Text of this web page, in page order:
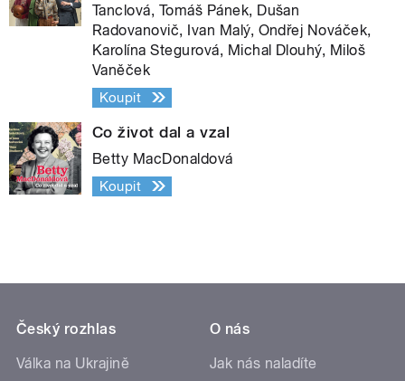
Tanclová, Tomáš Pánek, Dušan
Radovanovič, Ivan Malý, Ondřej Nováček,
Karolína Stegurová, Michal Dlouhý, Miloš
Vaněček
Koupit
Co život dal a vzal
Betty MacDonaldová
Koupit
Český rozhlas
Válka na Ukrajině
O nás
Jak nás naladíte